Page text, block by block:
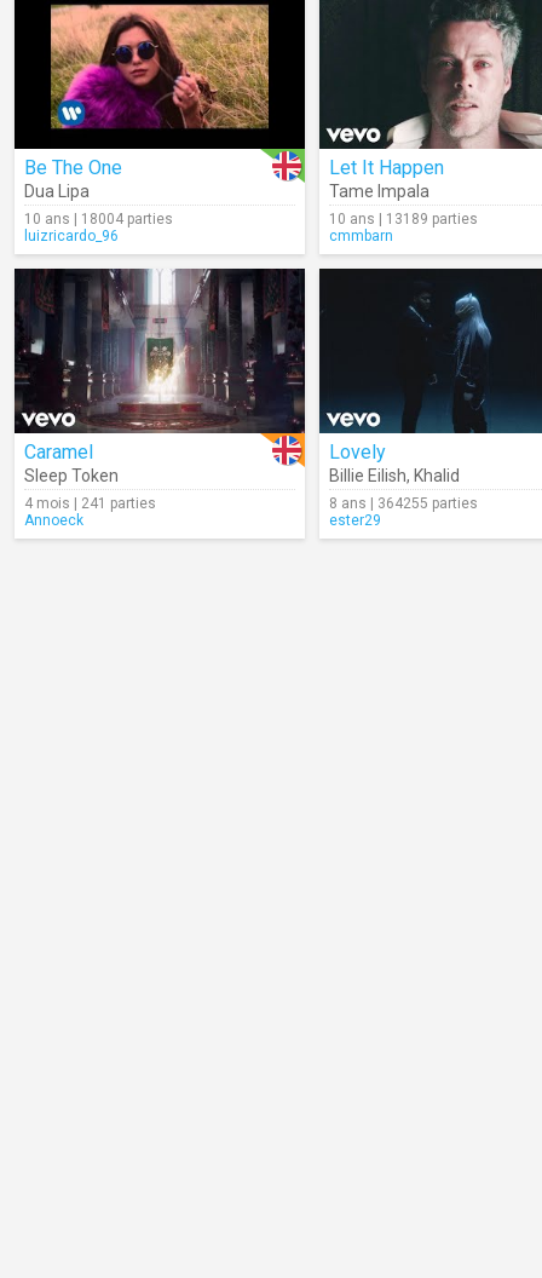
Be The One
Dua Lipa
10 ans | 18004 parties
luizricardo_96
Let It Happen
Tame Impala
10 ans | 13189 parties
cmmbarn
Caramel
Sleep Token
4 mois | 241 parties
Annoeck
Lovely
Billie Eilish, Khalid
8 ans | 364255 parties
ester29